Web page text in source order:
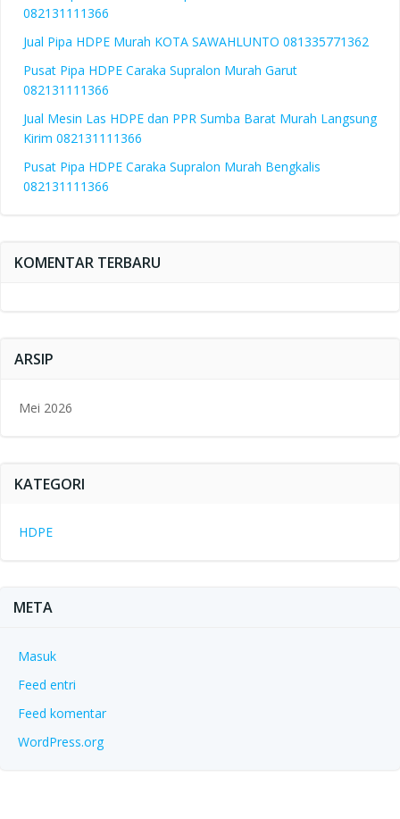
082131111366
Jual Pipa HDPE Murah KOTA SAWAHLUNTO 081335771362
Pusat Pipa HDPE Caraka Supralon Murah Garut
082131111366
Jual Mesin Las HDPE dan PPR Sumba Barat Murah Langsung
Kirim 082131111366
Pusat Pipa HDPE Caraka Supralon Murah Bengkalis
082131111366
KOMENTAR TERBARU
ARSIP
Mei 2026
KATEGORI
HDPE
META
Masuk
Feed entri
Feed komentar
WordPress.org